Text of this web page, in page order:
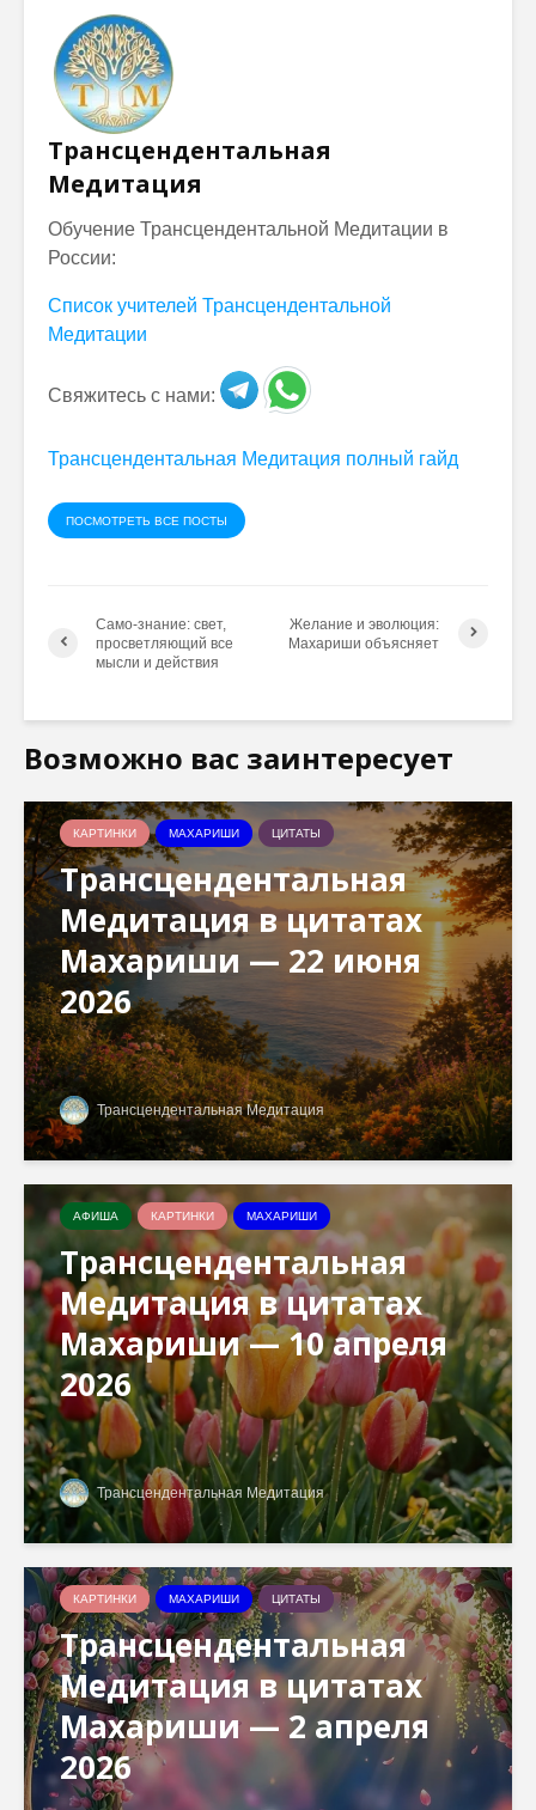
Трансцендентальная
Медитация
Обучение Трансцендентальной Медитации в
России:
Список учителей Трансцендентальной
Медитации
Свяжитесь с нами:
Трансцендентальная Медитация полный гайд
ПОСМОТРЕТЬ ВСЕ ПОСТЫ
Само-знание: свет,
просветляющий все
мысли и действия
Желание и эволюция:
Махариши объясняет
Возможно вас заинтересует
КАРТИНКИ МАХАРИШИ ЦИТАТЫ
Трансцендентальная
Медитация в цитатах
Махариши — 22 июня
2026
Трансцендентальная Медитация
АФИША КАРТИНКИ МАХАРИШИ
Трансцендентальная
Медитация в цитатах
Махариши — 10 апреля
2026
Трансцендентальная Медитация
КАРТИНКИ МАХАРИШИ ЦИТАТЫ
Трансцендентальная
Медитация в цитатах
Махариши — 2 апреля
2026